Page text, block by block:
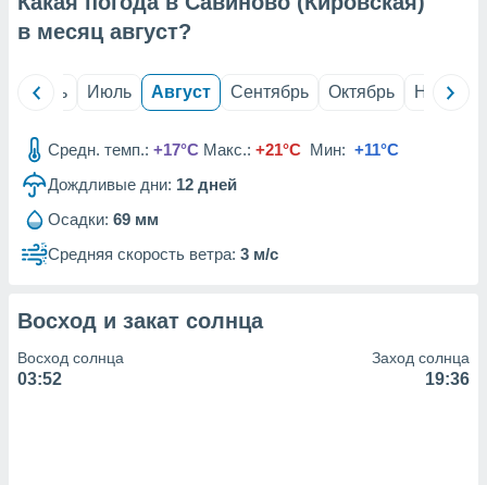
из
данных
в месяц август?
Июнь Июль Август Сентябрь Октябрь Ноябрь
Средн. темп.: +17°C Макс.: +21°C Мин: +11°C
Дождливые дни: 12 дней
Осадки: 69 мм
Средняя скорость ветра: 3 м/с
Восход и закат солнца
Восход солнца
03:52
Заход солнца
19:36